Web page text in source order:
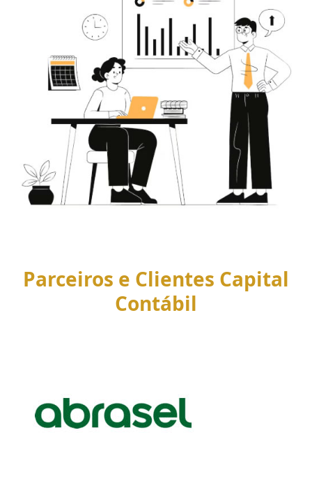
Parceiros e Clientes Capital
Contábil
right